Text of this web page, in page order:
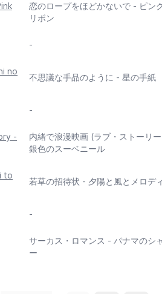
恋のロープをほどかないで - ピン
リボン
-
no
不思議な手品のように - 星の手紙
-
-
内緒で浪漫映画 (ラブ・ストーリ
銀色のスーベニール
to
若草の招待状 - 夕陽と風とメロディ
-
サーカス・ロマンス - パナマのシ
ー